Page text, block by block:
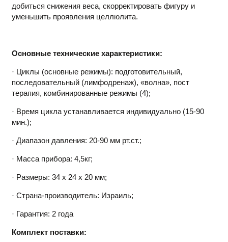
добиться снижения веса, скорректировать фигуру и
уменьшить проявления целлюлита.
Основные технические характеристики:
· Циклы (основные режимы): подготовительный,
последовательный (лимфодренаж), «волна», пост
терапия, комбинированные режимы (4);
· Время цикла устанавливается индивидуально (15-90
мин.);
· Диапазон давления: 20-90 мм рт.ст.;
· Масса прибора: 4,5кг;
· Размеры: 34 x 24 x 20 мм;
· Страна-производитель: Израиль;
· Гарантия: 2 года
Комплект поставки: